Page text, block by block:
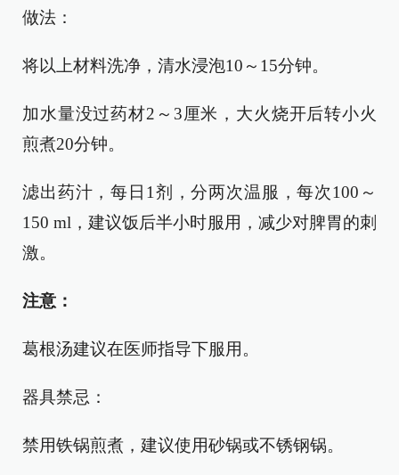
做法：
将以上材料洗净，清水浸泡10～15分钟。
加水量没过药材2～3厘米，大火烧开后转小火
煎煮20分钟。
滤出药汁，每日1剂，分两次温服，每次100～
150 ml，建议饭后半小时服用，减少对脾胃的刺
激。
注意：
葛根汤建议在医师指导下服用。
器具禁忌：
禁用铁锅煎煮，建议使用砂锅或不锈钢锅。